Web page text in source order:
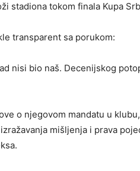
stadiona tokom finala Kupa
transparent sa porukom:
nisi bio naš. Decenijskog
o njegovom mandatu u
mišljenja i prava